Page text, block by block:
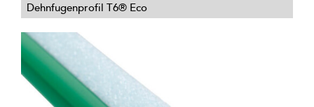
Produkte
Youtube Kanal
Dehnfugenprofil T6® Eco